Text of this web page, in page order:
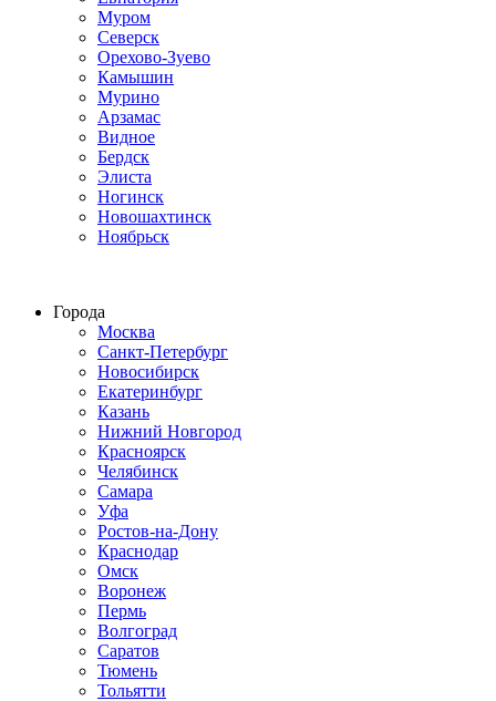
Муром
Северск
Орехово-Зуево
Камышин
Мурино
Арзамас
Видное
Бердск
Элиста
Ногинск
Новошахтинск
Ноябрьск
Города
Москва
Санкт-Петербург
Новосибирск
Екатеринбург
Казань
Нижний Новгород
Красноярск
Челябинск
Самара
Уфа
Ростов-на-Дону
Краснодар
Омск
Воронеж
Пермь
Волгоград
Саратов
Тюмень
Тольятти